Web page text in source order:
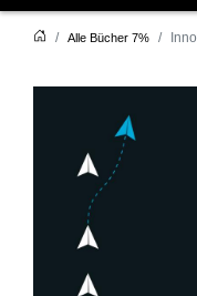
Alle Bücher 7%